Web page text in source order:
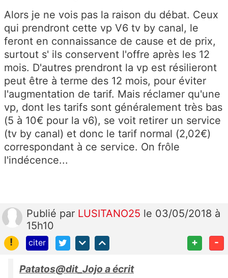
Alors je ne vois pas la raison du débat. Ceux
qui prendront cette vp V6 tv by canal, le
feront en connaissance de cause et de prix,
surtout s' ils conservent l'offre après les 12
mois. D'autres prendront la vp est résilieront
peut être à terme des 12 mois, pour éviter
l'augmentation de tarif. Mais réclamer qu'une
vp, dont les tarifs sont généralement très bas
(5 à 10€ pour la v6), se voit retirer un service
(tv by canal) et donc le tarif normal (2,02€)
correspondant à ce service. On frôle
l'indécence...
Publié par LUSITANO25 le 03/05/2018 à
15h10
!
citer + -
Patatos@dit_Jojo a écrit